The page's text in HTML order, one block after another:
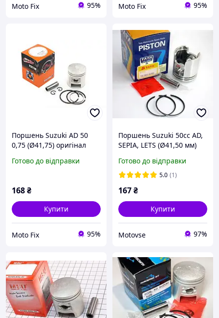
Moto Fix 95% Moto Fix 95%
Поршень Suzuki AD 50
0,75 (Ø41,75) оригінал
Готово до відправки
168₴
Купити
Moto Fix 95%
Поршень Suzuki 50cc AD,
SEPIA, LETS (Ø41,50 мм)
Готово до відправки
5.0 (1)
167₴
Купити
Motovse 97%